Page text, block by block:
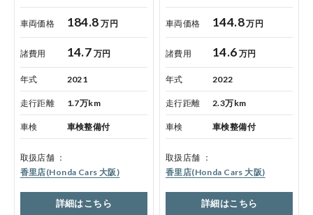
車両価格 184.8 万円
諸費用 14.7 万円
年式 2021
走行距離 1.7万km
車検 車検整備付
取扱店舗
香里店(Honda Cars 大阪)
詳細はこちら
車両価格 144.8万円
諸費用 14.6 万円
年式 2022
走行距離 2.3万km
車検 車検整備付
取扱店舗
香里店(Honda Cars 大阪)
詳細はこちら